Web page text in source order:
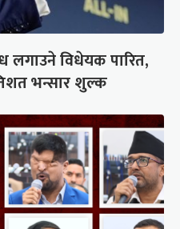
लगाउने विधेयक पारित,
भन्सार शुल्क